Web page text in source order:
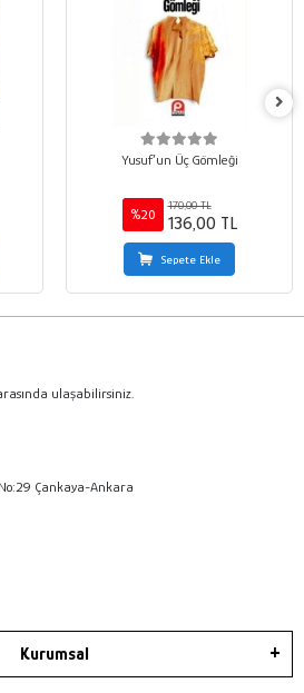
Yusuf’un Üç Gömleği
%20
170,00 TL
136,00 TL
Sepete Ekle
ulaşabilirsiniz.
Çankaya-Ankara
Kurumsal